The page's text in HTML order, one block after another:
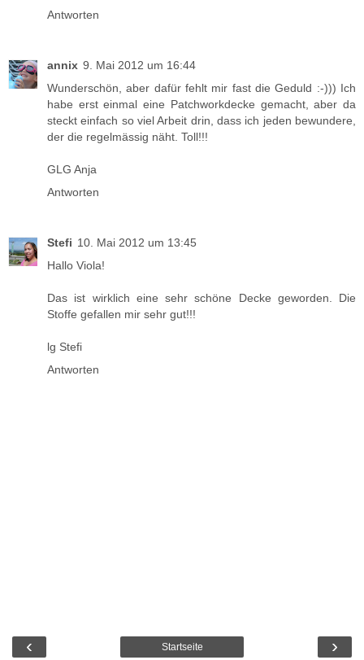
Antworten
annix 9. Mai 2012 um 16:44
Wunderschön, aber dafür fehlt mir fast die Geduld :-))) Ich
habe erst einmal eine Patchworkdecke gemacht, aber da
steckt einfach so viel Arbeit drin, dass ich jeden bewundere,
der die regelmässig näht. Toll!!!
GLG Anja
Antworten
Stefi 10. Mai 2012 um 13:45
Hallo Viola!
Das ist wirklich eine sehr schöne Decke geworden. Die
Stoffe gefallen mir sehr gut!!!
lg Stefi
Antworten
‹ ›
Startseite